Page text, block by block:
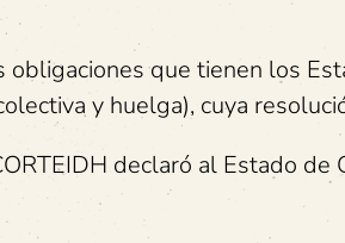
que tienen los
y huelga), cuya
declaró al Estado